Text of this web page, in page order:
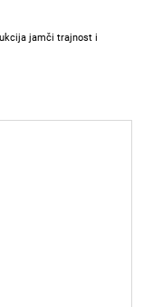
jamči trajnost i